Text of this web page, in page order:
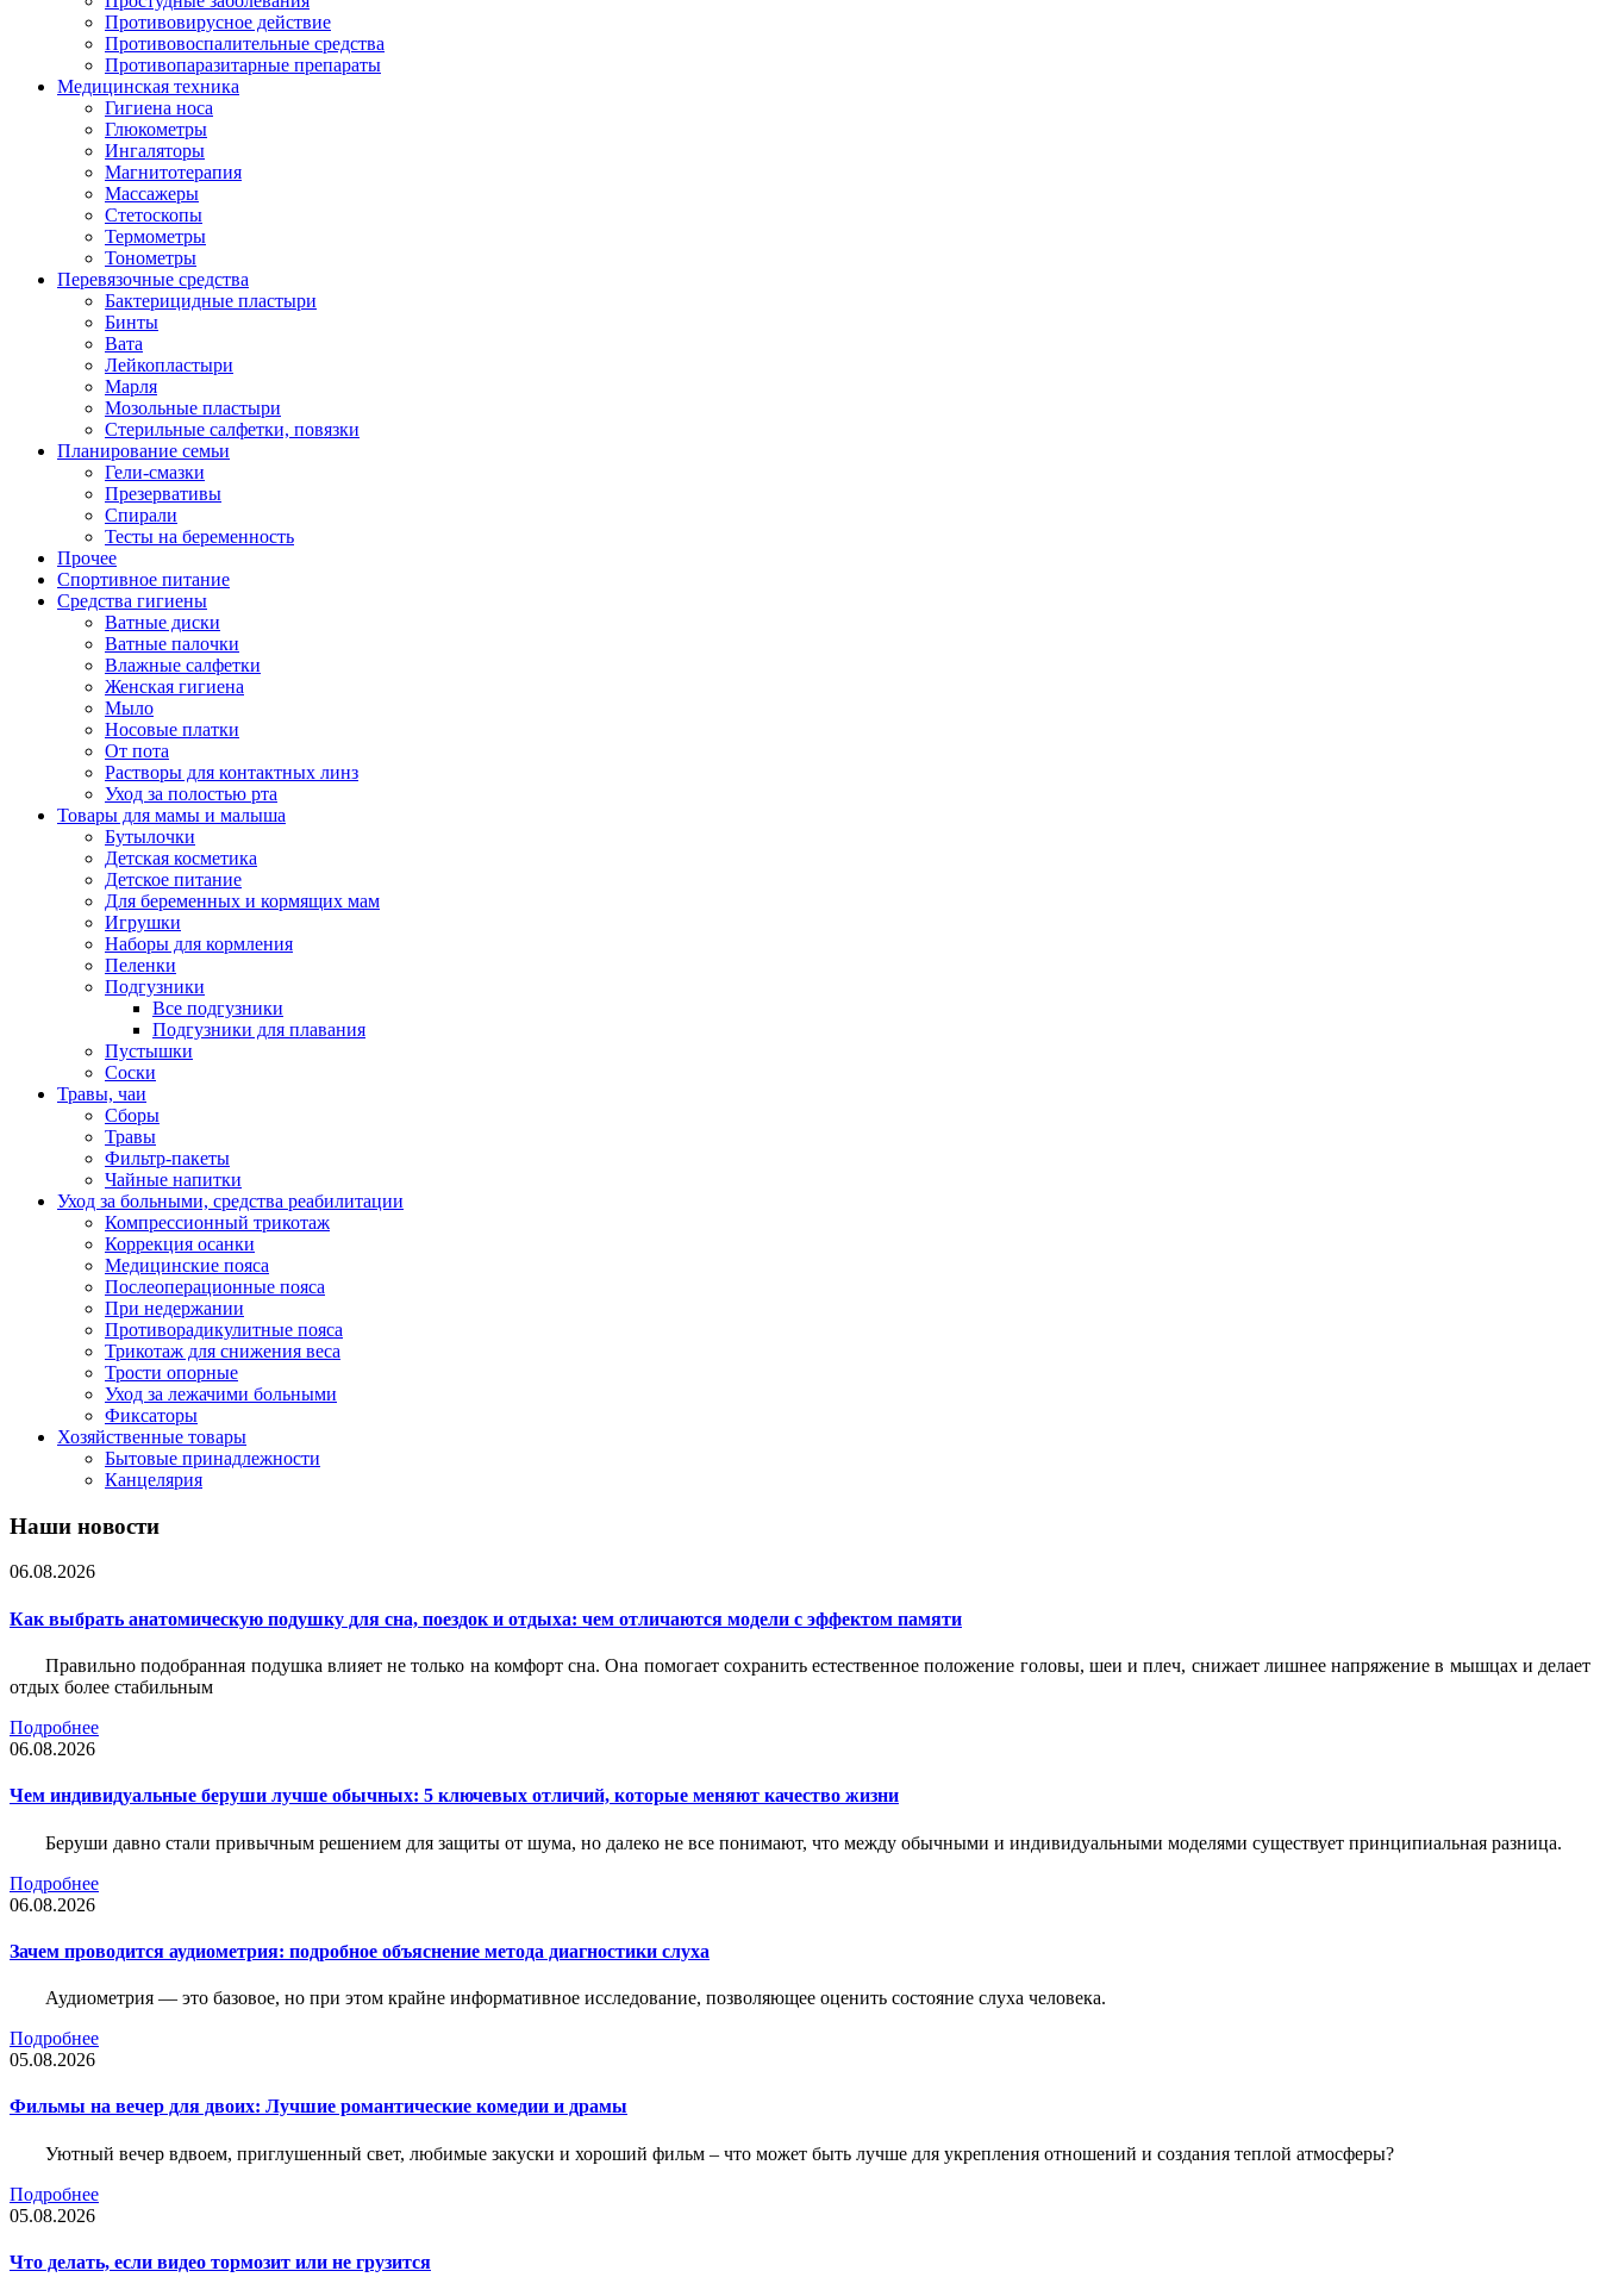
Противовирусное действие
Противовоспалительные средства
Противопаразитарные препараты
Медицинская техника
Гигиена носа
Глюкометры
Ингаляторы
Магнитотерапия
Массажеры
Стетоскопы
Термометры
Тонометры
Перевязочные средства
Бактерицидные пластыри
Бинты
Вата
Лейкопластыри
Марля
Мозольные пластыри
Стерильные салфетки, повязки
Планирование семьи
Гели-смазки
Презервативы
Спирали
Тесты на беременность
Прочее
Спортивное питание
Средства гигиены
Ватные диски
Ватные палочки
Влажные салфетки
Женская гигиена
Мыло
Носовые платки
От пота
Растворы для контактных линз
Уход за полостью рта
Товары для мамы и малыша
Бутылочки
Детская косметика
Детское питание
Для беременных и кормящих мам
Игрушки
Наборы для кормления
Пеленки
Подгузники
Все подгузники
Подгузники для плавания
Пустышки
Соски
Травы, чаи
Сборы
Травы
Фильтр-пакеты
Чайные напитки
Уход за больными, средства реабилитации
Компрессионный трикотаж
Коррекция осанки
Медицинские пояса
Послеоперационные пояса
При недержании
Противорадикулитные пояса
Трикотаж для снижения веса
Трости опорные
Уход за лежачими больными
Фиксаторы
Хозяйственные товары
Бытовые принадлежности
Канцелярия
Наши новости
06.08.2026
Как выбрать анатомическую подушку для сна, поездок и отдыха: чем отличаются модели с эффектом памяти
Правильно подобранная подушка влияет не только на комфорт сна. Она помогает сохранить естественное положение головы, шеи и плеч, снижает лишнее напряжение в мышцах и делает
отдых более стабильным
Подробнее
06.08.2026
Чем индивидуальные беруши лучше обычных: 5 ключевых отличий, которые меняют качество жизни
Беруши давно стали привычным решением для защиты от шума, но далеко не все понимают, что между обычными и индивидуальными моделями существует принципиальная разница.
Подробнее
06.08.2026
Зачем проводится аудиометрия: подробное объяснение метода диагностики слуха
Аудиометрия — это базовое, но при этом крайне информативное исследование, позволяющее оценить состояние слуха человека.
Подробнее
05.08.2026
Фильмы на вечер для двоих: Лучшие романтические комедии и драмы
Уютный вечер вдвоем, приглушенный свет, любимые закуски и хороший фильм – что может быть лучше для укрепления отношений и создания теплой атмосферы?
Подробнее
05.08.2026
Что делать, если видео тормозит или не грузится